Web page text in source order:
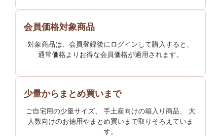
会員価格対象商品
対象商品は、会員登録後にログインして購入すると、
通常価格よりお得な会員価格が適用されます。
少量からまとめ買いまで
ご自宅用の少量サイズ、 手土産向けの箱入り商品、 大
人数向けのお徳用やまとめ買いまで取りそろえていま
す。